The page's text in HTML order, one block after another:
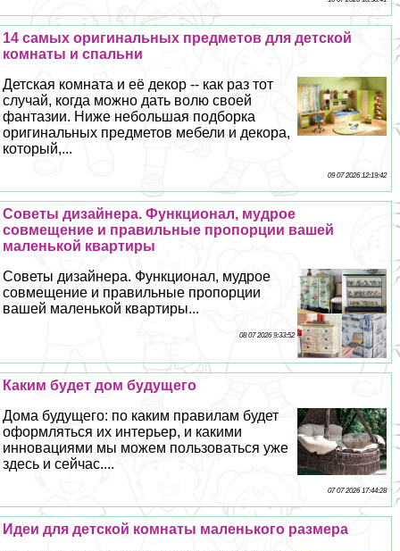
14 самых оригинальных предметов для детской
комнаты и спальни
Детская комната и её декор -- как раз тот
случай, когда можно дать волю своей
фантазии. Ниже небольшая подборка
оригинальных предметов мебели и декора,
который,...
09 07 2026 12:19:42
Советы дизайнера. Функционал, мудрое
совмещение и правильные пропорции вашей
маленькой квартиры
Советы дизайнера. Функционал, мудрое
совмещение и правильные пропорции
вашей маленькой квартиры...
08 07 2026 9:33:52
Каким будет дом будущего
Дома будущего: по каким правилам будет
оформляться их интерьер, и какими
инновациями мы можем пользоваться уже
здесь и сейчас....
07 07 2026 17:44:28
Идеи для детской комнаты маленького размера